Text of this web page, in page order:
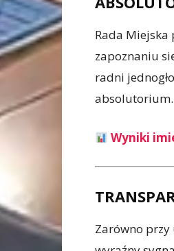
Rada Miejska
zapoznaniu
radni
absolutorium.
Wyniki
Zarówno